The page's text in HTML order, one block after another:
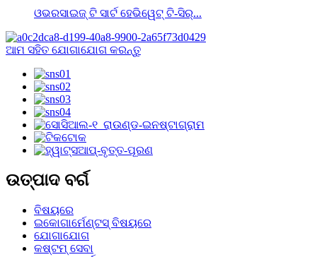
ଓଭରସାଇଜ୍ ଟି ସାର୍ଟ ହେଭିୱେଟ୍ ଟି-ସିର୍...
ଆମ ସହିତ ଯୋଗାଯୋଗ କରନ୍ତୁ
ଉତ୍ପାଦ ବର୍ଗ
ବିଷୟରେ
ଇକୋଗାର୍ମେଣ୍ଟସ୍ ବିଷୟରେ
ଯୋଗାଯୋଗ
କଷ୍ଟମ୍ ସେବା